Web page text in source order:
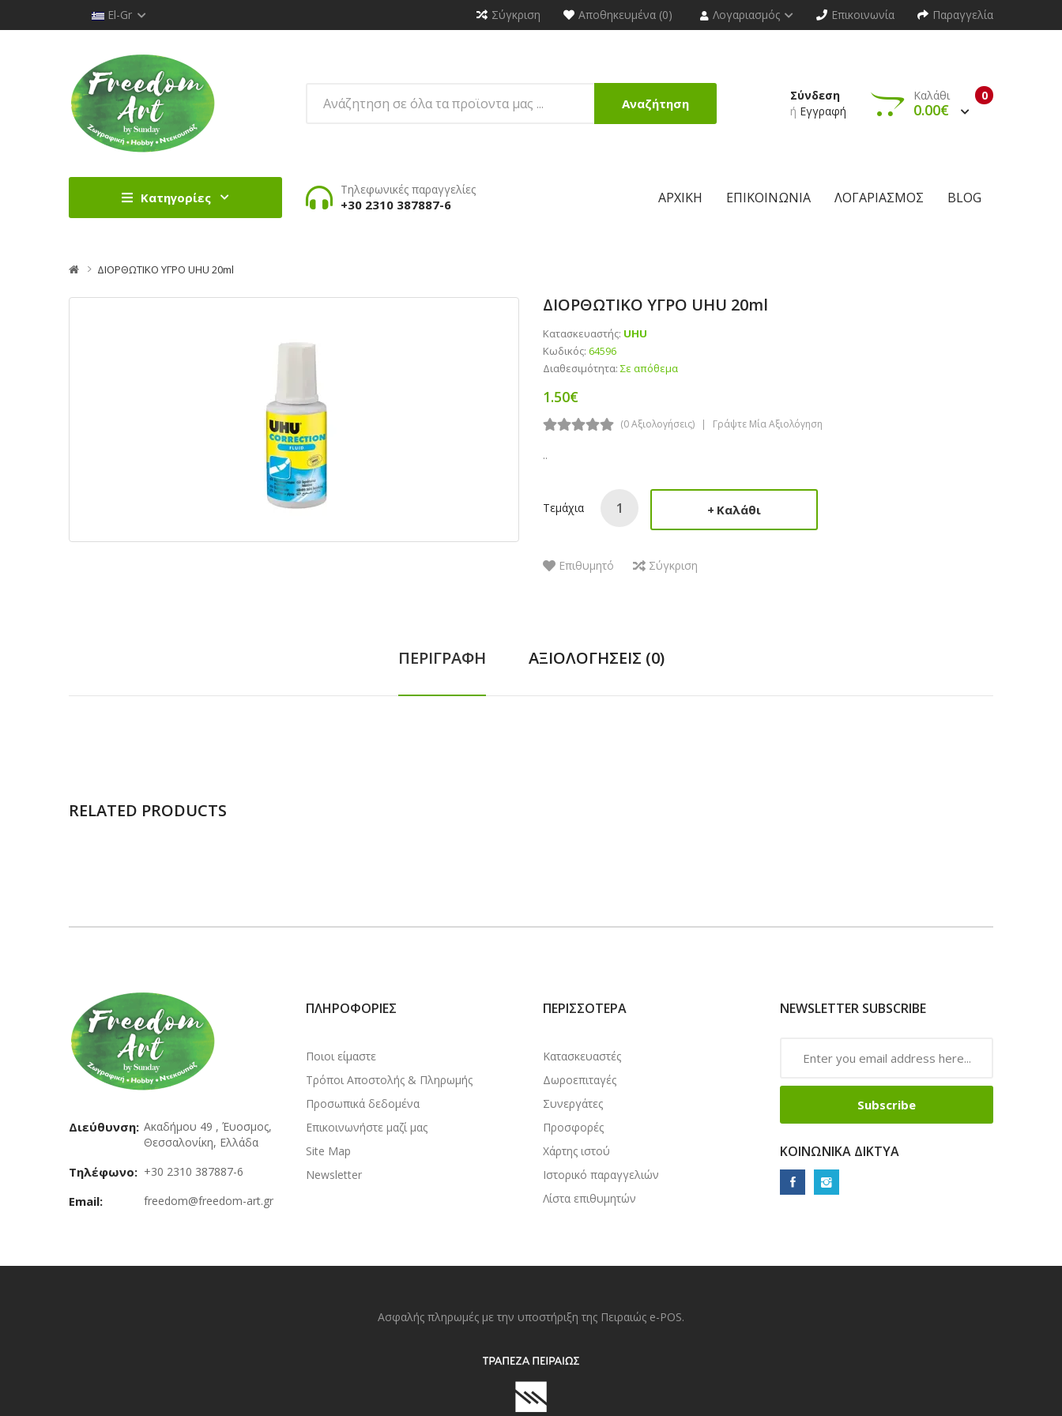
El-Gr Σύγκριση Αποθηκευμένα (0) Λογαριασμός Επικοινωνία Παραγγελία
Σύνδεση
ή Εγγραφή
0
Καλάθι
0.00€
Αναζήτηση
Κατηγορίες
Τηλεφωνικές παραγγελίες
+30 2310 387887-6 ΑΡΧΙΚΉ ΕΠΙΚΟΙΝΩΝΊΑ ΛΟΓΑΡΙΑΣΜΌΣ BLOG
ΔΙΟΡΘΩΤΙΚΟ ΥΓΡΟ UHU 20ml
ΔΙΟΡΘΩΤΙΚΟ ΥΓΡΟ UHU 20ml
Κατασκευαστής: UHU
Κωδικός: 64596
Διαθεσιμότητα: Σε απόθεμα
1.50€
(0 Αξιολογήσεις) Γράψτε Μία Αξιολόγηση
..
Τεμάχια Καλάθι
Επιθυμητό Σύγκριση
ΠΕΡΙΓΡΑΦΉ ΑΞΙΟΛΟΓΉΣΕΙΣ (0)
RELATED PRODUCTS
Διεύθυνση: Ακαδήμου 49 , Έυοσμος,
Θεσσαλονίκη, Ελλάδα
Τηλέφωνο: +30 2310 387887-6
Email: freedom@freedom-art.gr
ΠΛΗΡΟΦΟΡΊΕΣ
Ποιοι είμαστε
Τρόποι Αποστολής & Πληρωμής
Προσωπικά δεδομένα
Επικοινωνήστε μαζί μας
Site Map
Newsletter
ΠΕΡΙΣΣΌΤΕΡΑ
Κατασκευαστές
Δωροεπιταγές
Συνεργάτες
Προσφορές
Χάρτης ιστού
Ιστορικό παραγγελιών
Λίστα επιθυμητών
NEWSLETTER SUBSCRIBE
Subscribe
ΚΟΙΝΩΝΙΚΆ ΔΊΚΤΥΑ
Ασφαλής πληρωμές με την υποστήριξη της Πειραιώς e-POS.